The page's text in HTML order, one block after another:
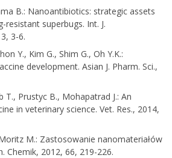
B.: Nanoantibiotics: strategic assets
superbugs. Int. J.
3-6.
Y., Kim G., Shim G., Oh Y.K.:
development. Asian J. Pharm. Sci.,
T., Prustyc B., Mohapatrad J.: An
in veterinary science. Vet. Res., 2014,
M.: Zastosowanie nanomateriałów
Chemik, 2012, 66, 219-226.